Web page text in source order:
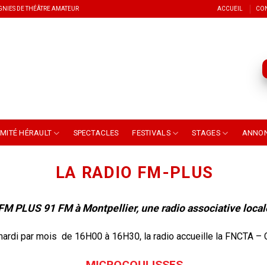
DE THÉÂTRE AMATEUR ACCUEIL
HÉRAULT SPECTACLES FESTIVALS STAGES
LA RADIO FM-PLUS
PLUS 91 FM à Montpellier, une radio associative
par mois de 16H00 à 16H30, la radio accueille la FNCTA –